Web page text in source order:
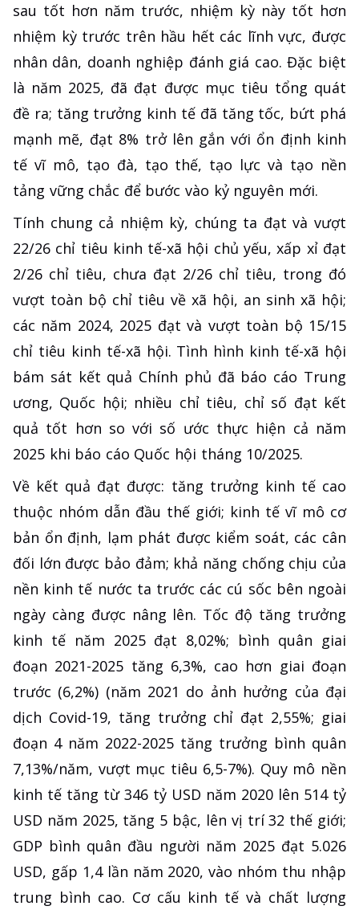
sau tốt hơn năm trước, nhiệm kỳ này tốt hơn
nhiệm kỳ trước trên hầu hết các lĩnh vực, được
nhân dân, doanh nghiệp đánh giá cao. Đặc biệt
là năm 2025, đã đạt được mục tiêu tổng quát
đề ra; tăng trưởng kinh tế đã tăng tốc, bứt phá
mạnh mẽ, đạt 8% trở lên gắn với ổn định kinh
tế vĩ mô, tạo đà, tạo thế, tạo lực và tạo nền
tảng vững chắc để bước vào kỷ nguyên mới.
Tính chung cả nhiệm kỳ, chúng ta đạt và vượt
22/26 chỉ tiêu kinh tế-xã hội chủ yếu, xấp xỉ đạt
2/26 chỉ tiêu, chưa đạt 2/26 chỉ tiêu, trong đó
vượt toàn bộ chỉ tiêu về xã hội, an sinh xã hội;
các năm 2024, 2025 đạt và vượt toàn bộ 15/15
chỉ tiêu kinh tế-xã hội. Tình hình kinh tế-xã hội
bám sát kết quả Chính phủ đã báo cáo Trung
ương, Quốc hội; nhiều chỉ tiêu, chỉ số đạt kết
quả tốt hơn so với số ước thực hiện cả năm
2025 khi báo cáo Quốc hội tháng 10/2025.
Về kết quả đạt được: tăng trưởng kinh tế cao
thuộc nhóm dẫn đầu thế giới; kinh tế vĩ mô cơ
bản ổn định, lạm phát được kiểm soát, các cân
đối lớn được bảo đảm; khả năng chống chịu của
nền kinh tế nước ta trước các cú sốc bên ngoài
ngày càng được nâng lên. Tốc độ tăng trưởng
kinh tế năm 2025 đạt 8,02%; bình quân giai
đoạn 2021-2025 tăng 6,3%, cao hơn giai đoạn
trước (6,2%) (năm 2021 do ảnh hưởng của đại
dịch Covid-19, tăng trưởng chỉ đạt 2,55%; giai
đoạn 4 năm 2022-2025 tăng trưởng bình quân
7,13%/năm, vượt mục tiêu 6,5-7%). Quy mô nền
kinh tế tăng từ 346 tỷ USD năm 2020 lên 514 tỷ
USD năm 2025, tăng 5 bậc, lên vị trí 32 thế giới;
GDP bình quân đầu người năm 2025 đạt 5.026
USD, gấp 1,4 lần năm 2020, vào nhóm thu nhập
trung bình cao. Cơ cấu kinh tế và chất lượng